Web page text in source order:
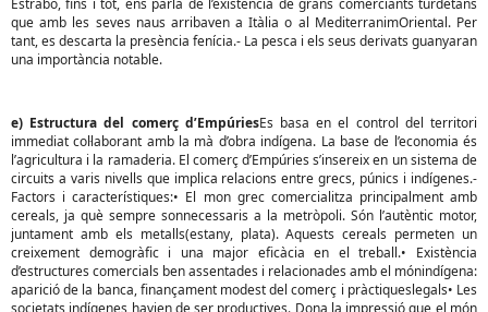
Estrabó, fins i tot, ens parla de l’existència de grans comerciants turdetans
que amb les seves naus arribaven a Itàlia o al MediterranimOriental. Per
tant, es descarta la presència fenícia.- La pesca i els seus derivats guanyaran
una importància notable.
e) Estructura del comerç d’EmpúriesEs basa en el control del territori
immediat col·laborant amb la mà d’obra indígena. La base de l’economia és
l’agricultura i la ramaderia. El comerç d’Empúries s’insereix en un sistema de
circuits a varis nivells que implica relacions entre grecs, púnics i indígenes.-
Factors i característiques:• El mon grec comercialitza principalment amb
cereals, ja què sempre sonnecessaris a la metròpoli. Són l’autèntic motor,
juntament amb els metalls(estany, plata). Aquests cereals permeten un
creixement demogràfic i una major eficàcia en el treball.• Existència
d’estructures comercials ben assentades i relacionades amb el mónindígena:
aparició de la banca, finançament modest del comerç i pràctiqueslegals• Les
societats indígenes havien de ser productives. Dona la impressió que el món